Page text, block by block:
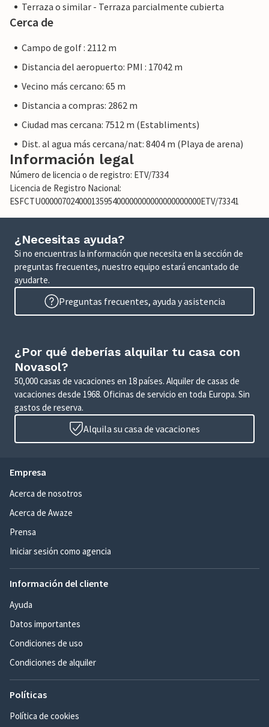
Terraza o similar - Terraza parcialmente cubierta
Cerca de
Campo de golf : 2112 m
Distancia del aeropuerto: PMI : 17042 m
Vecino más cercano: 65 m
Distancia a compras: 2862 m
Ciudad mas cercana: 7512 m (Establiments)
Dist. al agua más cercana/nat: 8404 m (Playa de arena)
Información legal
Número de licencia o de registro: ETV/7334
Licencia de Registro Nacional:
ESFCTU00000702400013595400000000000000000000ETV/73341
¿Necesitas ayuda?
Si no encuentras la información que necesita en la sección de
preguntas frecuentes, nuestro equipo estará encantado de
ayudarte.
Preguntas frecuentes, ayuda y asistencia
¿Por qué deberías alquilar tu casa con
Novasol?
50,000 casas de vacaciones en 18 países. Alquiler de casas de
vacaciones desde 1968. Oficinas de servicio en toda Europa. Sin
gastos de reserva.
Alquila su casa de vacaciones
Empresa
Acerca de nosotros
Acerca de Awaze
Prensa
Iniciar sesión como agencia
Información del cliente
Ayuda
Datos importantes
Condiciones de uso
Condiciones de alquiler
Políticas
Política de cookies